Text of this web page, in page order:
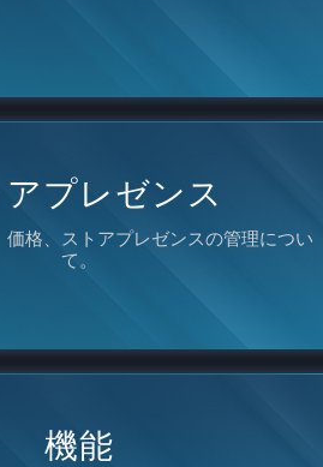
プレゼンス
価格、ストアプレゼンスの管理につい
て。
機能